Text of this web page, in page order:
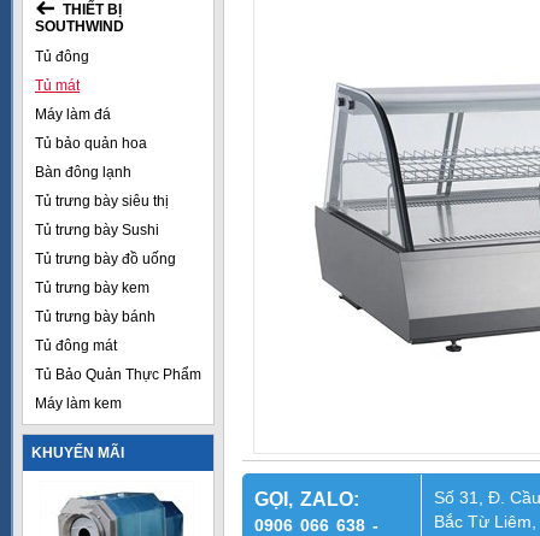
THIẾT BỊ
SOUTHWIND
Tủ đông
Tủ mát
Máy làm đá
Tủ bảo quản hoa
Bàn đông lạnh
Tủ trưng bày siêu thị
Tủ trưng bày Sushi
Tủ trưng bày đồ uống
Tủ trưng bày kem
Tủ trưng bày bánh
Tủ đông mát
Tủ Bảo Quản Thực Phẩm
Máy làm kem
KHUYẾN MÃI
GỌI, ZALO:
0906 066 638 -
Số 31, Đ.
Bắc Từ